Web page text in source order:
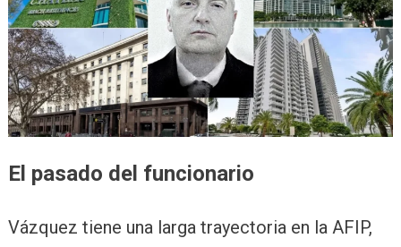
El pasado del funcionario
Vázquez tiene una larga trayectoria en la AFIP,